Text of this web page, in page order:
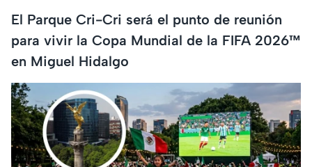
El Parque Cri-Cri será el punto de reunión
para vivir la Copa Mundial de la FIFA 2026™
en Miguel Hidalgo